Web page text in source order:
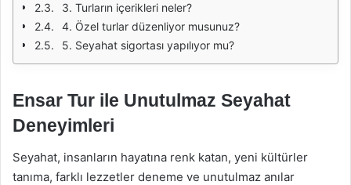
3. Turların içerikleri neler?
4. Özel turlar düzenliyor musunuz?
5. Seyahat sigortası yapılıyor mu?
Ensar Tur ile Unutulmaz Seyahat
Deneyimleri
Seyahat, insanların hayatına renk katan, yeni kültürler
tanıma, farklı lezzetler deneme ve unutulmaz anılar